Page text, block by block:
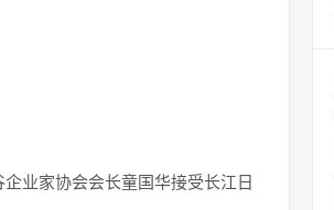
企业家协会会长童国华接受长江日